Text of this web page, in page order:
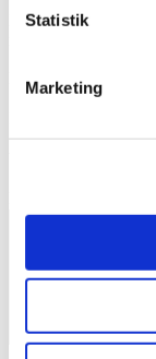
Statistik
Marketing
Din e-mailadresse
Navn *